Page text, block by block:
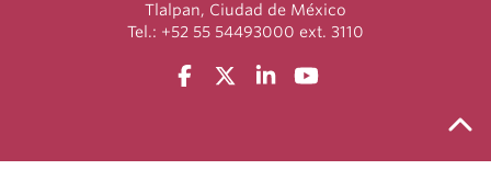
Tlalpan, Ciudad de México
Tel.: +52 55 54493000 ext. 3110